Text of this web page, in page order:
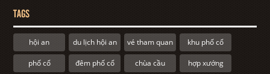
TAGS
hội an du lịch hội an vé tham quan khu phố cổ
phố cổ đêm phố cổ chùa cầu hợp xướng